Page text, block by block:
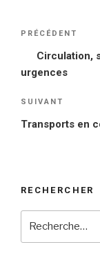
Navigation
Article
précédent
PRÉCÉDENT
Circulation,
urgences
Article
suivant
SUIVANT
Transports en
RECHERCHER